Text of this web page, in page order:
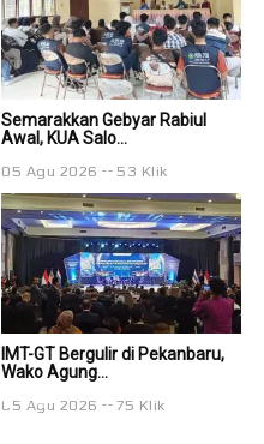
Semarakkan Gebyar Rabiul
Awal, KUA Salo...
05 Agu 2026 53 Klik
IMT-GT Bergulir di Pekanbaru,
Wako Agung...
05 Agu 2026 75 Klik